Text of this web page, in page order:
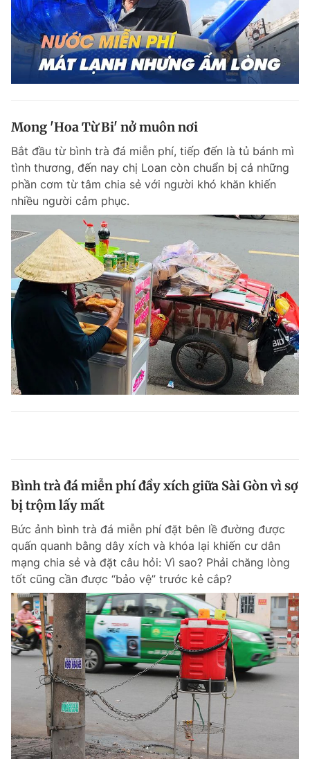
Mong 'Hoa Từ Bi' nở muôn nơi
Bắt đầu từ bình trà đá miễn phí, tiếp đến là tủ bánh mì
tình thương, đến nay chị Loan còn chuẩn bị cả những
phần cơm từ tâm chia sẻ với người khó khăn khiến
nhiều người cảm phục.
Bình trà đá miễn phí đầy xích giữa Sài Gòn vì sợ
bị trộm lấy mất
Bức ảnh bình trà đá miễn phí đặt bên lề đường được
quấn quanh bằng dây xích và khóa lại khiến cư dân
mạng chia sẻ và đặt câu hỏi: Vì sao? Phải chăng lòng
tốt cũng cần được “bảo vệ” trước kẻ cắp?